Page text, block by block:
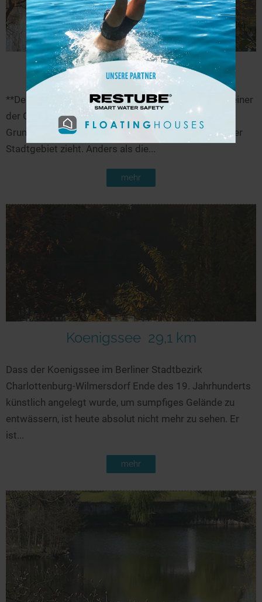
Halensee 27,8 km
**Der Halensee – bald wieder ein Badesee?** Er ist einer
der Grundewaldseen. Genauer: Er gehört zu Kleinen
Grunewaldseenkette, die sich durch bebautes Berliner
Stadtgebiet zieht. Anders als die...
mehr
Koenigssee 29,1 km
Dass der Koenigssee im Berliner Stadtbezirk
Charlottenburg-Wilmersdorf Ende des 19. Jahrhunderts
künstlich angelegt wurde, um sumpfiges Gelände zu
entwässern, ist heute absolut nicht mehr zu sehen. Er
ist...
mehr